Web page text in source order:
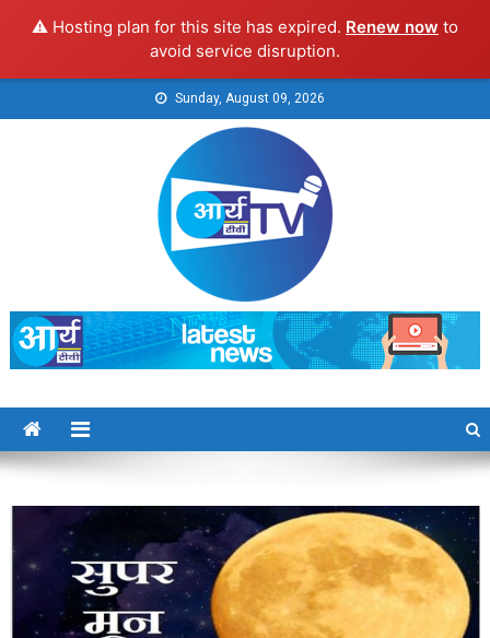
⚠️ Hosting plan for this site has expired. Renew now to
avoid service disruption.
to
Sunday, August 09, 2026
Arya TV